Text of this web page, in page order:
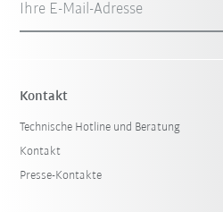
Ihre E-Mail-Adresse
Kontakt
Technische Hotline und Beratung
Kontakt
Presse-Kontakte